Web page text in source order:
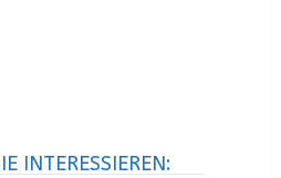
INTERESSIEREN: